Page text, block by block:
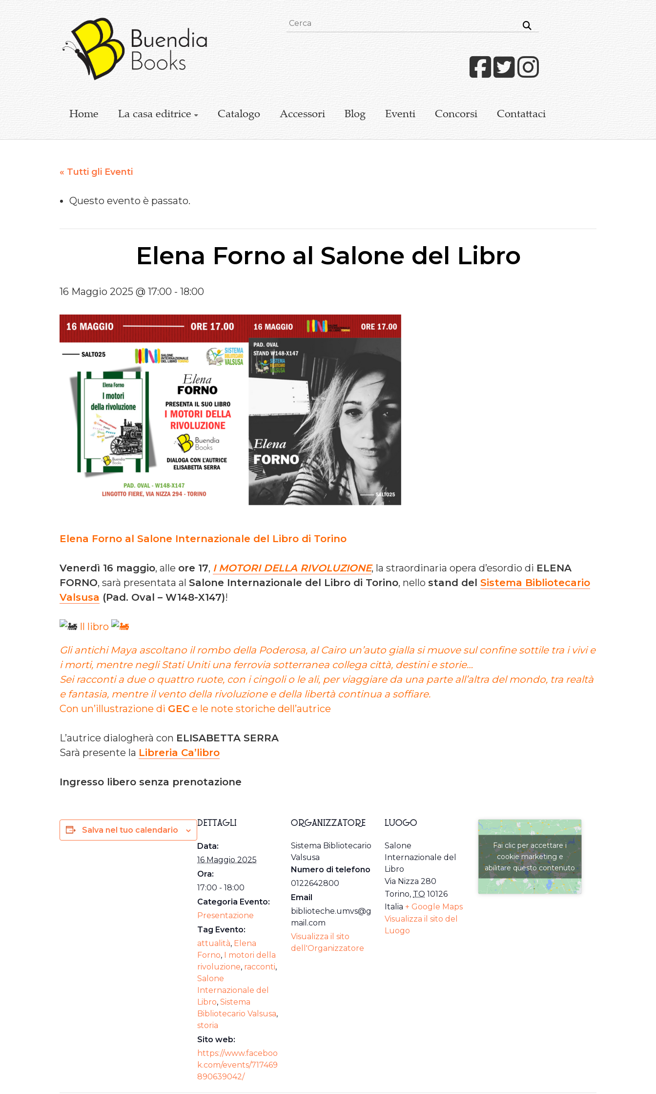
Buendia
Books
Facebook
Twitter
Home La casa editrice Catalogo Accessori Blog Eventi Concorsi Contattaci
« Tutti gli Eventi
Questo evento è passato.
Elena Forno al Salone del Libro
16 Maggio 2025 @ 17:00 - 18:00
Elena Forno al Salone Internazionale del Libro di Torino
Venerdì 16 maggio, alle ore 17, I MOTORI DELLA RIVOLUZIONE, la straordinaria opera d’esordio di ELENA
FORNO, sarà presentata al Salone Internazionale del Libro di Torino, nello stand del Sistema Bibliotecario
Valsusa (Pad. Oval – W148-X147)!
Il libro
Gli antichi Maya ascoltano il rombo della Poderosa, al Cairo un’auto gialla si muove sul confine sottile tra i vivi e
i morti, mentre negli Stati Uniti una ferrovia sotterranea collega città, destini e storie…
Sei racconti a due o quattro ruote, con i cingoli o le ali, per viaggiare da una parte all’altra del mondo, tra realtà
e fantasia, mentre il vento della rivoluzione e della libertà continua a soffiare.
Con un’illustrazione di GEC e le note storiche dell’autrice
L’autrice dialogherà con ELISABETTA SERRA
Sarà presente la Libreria Ca’libro
Ingresso libero senza prenotazione
Salva nel tuo calendario
DETTAGLI
Data:
16 Maggio 2025
Ora:
17:00 - 18:00
Categoria Evento:
Presentazione
Tag Evento:
attualità, Elena
Forno, I motori della
rivoluzione, racconti,
Salone
Internazionale del
Libro, Sistema
Bibliotecario Valsusa,
storia
Sito web:
https://www.faceboo
k.com/events/717469
890639042/
ORGANIZZATORE
Sistema Bibliotecario
Valsusa
Numero di telefono
0122642800
Email
biblioteche.umvs@g
mail.com
Visualizza il sito
dell'Organizzatore
LUOGO
Salone
Internazionale del
Libro
Via Nizza 280
Torino, TO 10126
Italia + Google Maps
Visualizza il sito del
Luogo
Fai clic per accettare i
cookie marketing e
abilitare questo contenuto